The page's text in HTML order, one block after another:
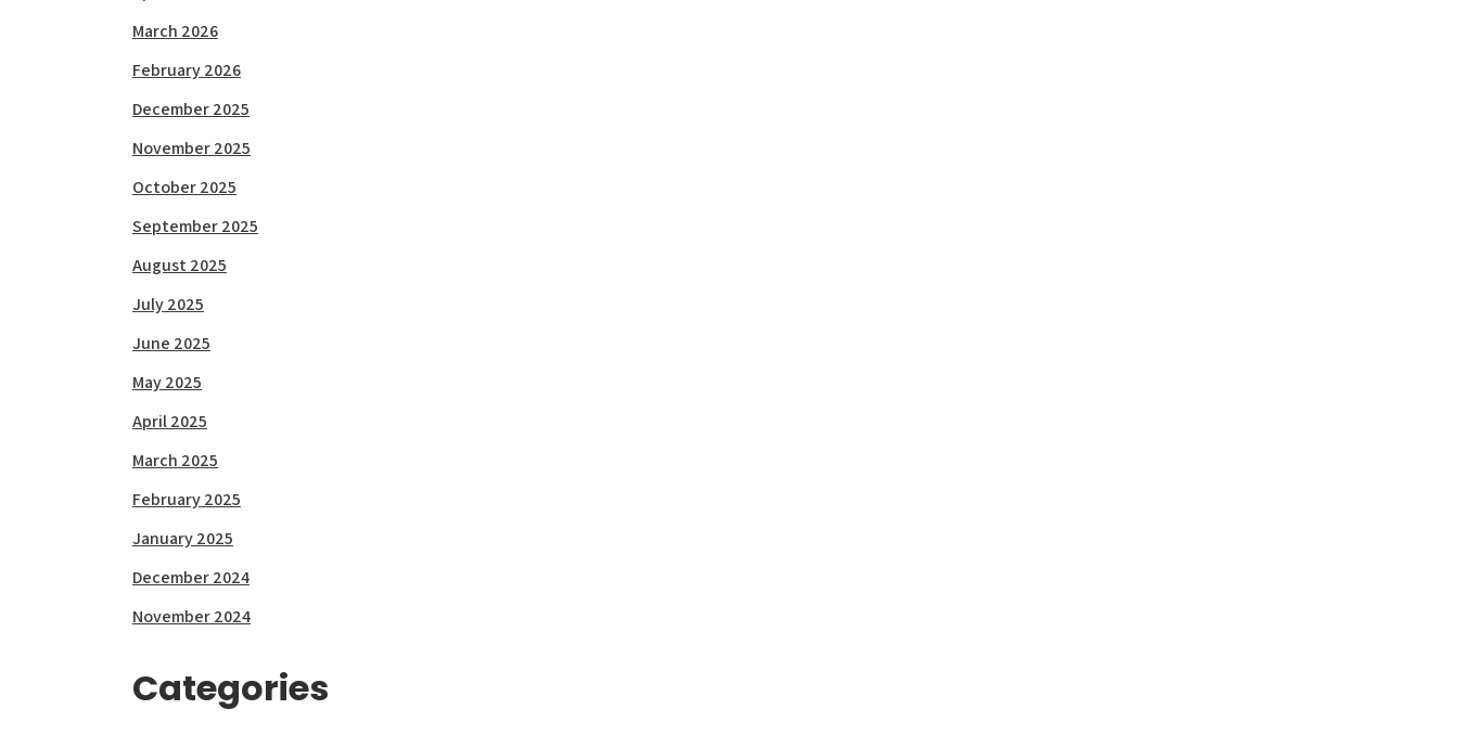
March 2026
February 2026
December 2025
November 2025
October 2025
September 2025
August 2025
July 2025
June 2025
May 2025
April 2025
March 2025
February 2025
January 2025
December 2024
November 2024
Categories